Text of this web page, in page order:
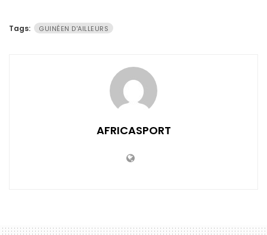
Tags: GUINÉEN D'AILLEURS
AFRICASPORT